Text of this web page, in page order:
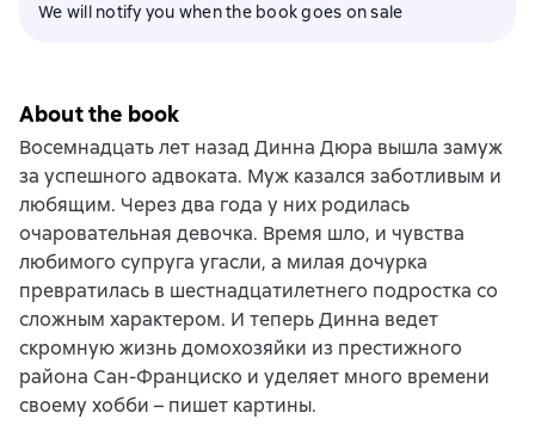
We will notify you when the book goes on sale
About the book
Восемнадцать лет назад Динна Дюра вышла замуж
за успешного адвоката. Муж казался заботливым и
любящим. Через два года у них родилась
очаровательная девочка. Время шло, и чувства
любимого супруга угасли, а милая дочурка
превратилась в шестнадцатилетнего подростка со
сложным характером. И теперь Динна ведет
скромную жизнь домохозяйки из престижного
района Сан-Франциско и уделяет много времени
своему хобби – пишет картины.